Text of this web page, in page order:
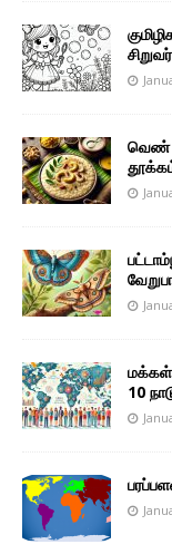
வெண்
மக்கள்
10